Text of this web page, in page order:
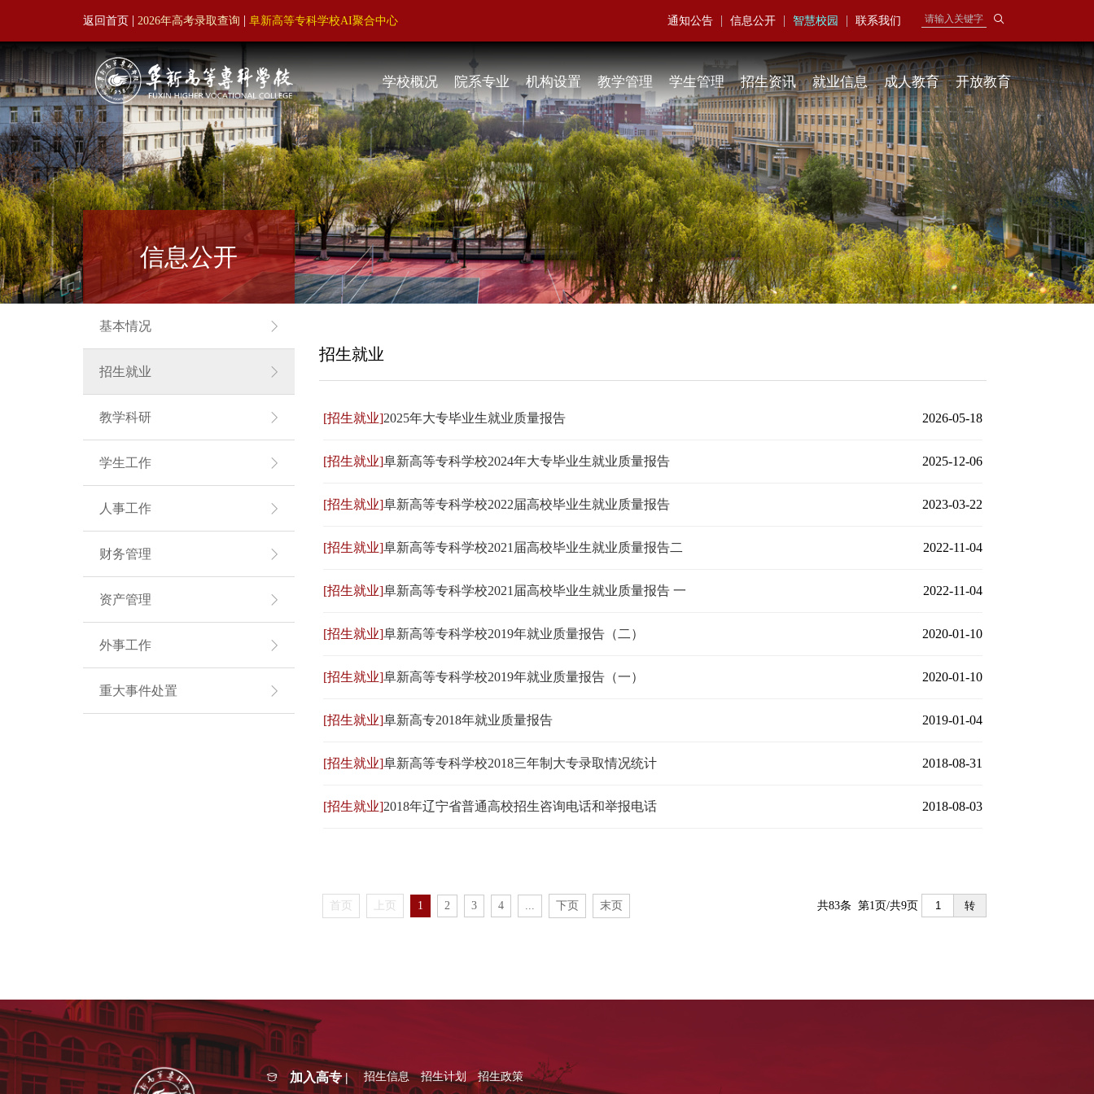
返回首页 | 2026年高考录取查询 | 阜新高等专科学校AI聚合中心 通知公告 | 信息公开 | 智慧校园 | 联系我们
学校概况 院系专业 机构设置 教学管理 学生管理 招生资讯 就业信息 成人教育 开放教育
信息公开
基本情况
招生就业
教学科研
学生工作
人事工作
财务管理
资产管理
外事工作
重大事件处置
招生就业
[招生就业]2025年大专毕业生就业质量报告 2026-05-18
[招生就业]阜新高等专科学校2024年大专毕业生就业质量报告 2025-12-06
[招生就业]阜新高等专科学校2022届高校毕业生就业质量报告 2023-03-22
[招生就业]阜新高等专科学校2021届高校毕业生就业质量报告二 2022-11-04
[招生就业]阜新高等专科学校2021届高校毕业生就业质量报告 一 2022-11-04
[招生就业]阜新高等专科学校2019年就业质量报告（二） 2020-01-10
[招生就业]阜新高等专科学校2019年就业质量报告（一） 2020-01-10
[招生就业]阜新高专2018年就业质量报告 2019-01-04
[招生就业]阜新高等专科学校2018三年制大专录取情况统计 2018-08-31
[招生就业]2018年辽宁省普通高校招生咨询电话和举报电话 2018-08-03
首页 上页 1 2 3 4 ... 下页 末页 共83条 第1页/共9页 转
加入高专 | 招生信息 招生计划 招生政策